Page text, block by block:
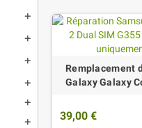
add
add
add
add
add
add
Remplacement
Galaxy Galaxy
39,00 €